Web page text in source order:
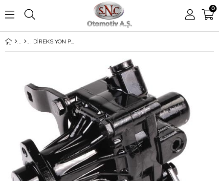
0
DİREKSİYON POMPASI 316-318-320 E30 M10-20-40